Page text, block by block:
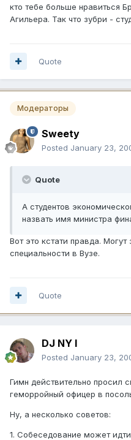
кто тебе больше нравиться
Агильера. Так что зубри -
Quote
Модераторы
Sweety
Posted January 23,
Quote
А студентов
назвать имя министра
Вот это кстати правда.
специальности в Вузе.
Quote
DJ NY I
Posted January 23,
Гимн действительно просил
геморройный офицер в
Ну, а несколько советов:
1. Собеседование может